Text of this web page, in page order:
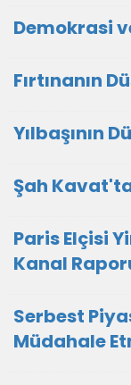
Demokrasi
Fırtınanın
Yılbaşının
Şah
Paris Elçisi
Kanal
Serbest
Müdahale